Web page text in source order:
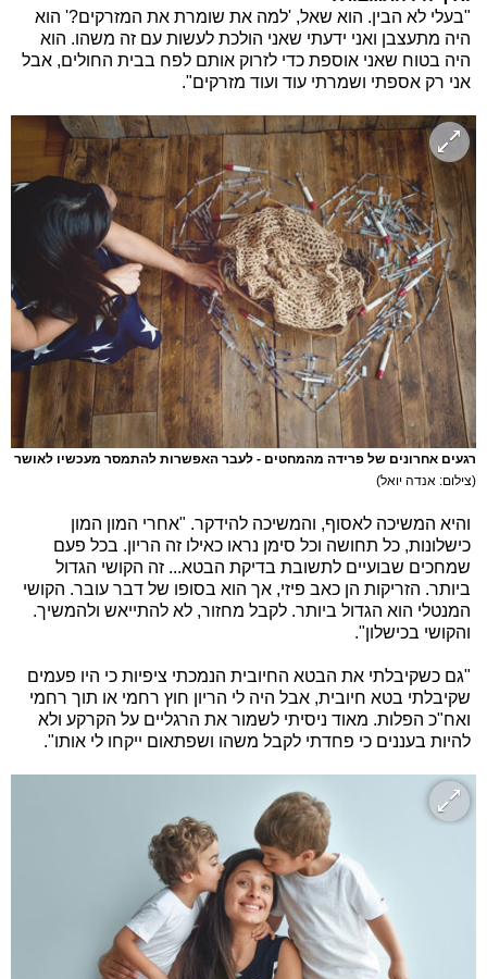
"בעלי לא הבין. הוא שאל, 'למה את שומרת את המזרקים?' הוא
היה מתעצבן ואני ידעתי שאני הולכת לעשות עם זה משהו. הוא
היה בטוח שאני אוספת כדי לזרוק אותם לפח בבית החולים, אבל
אני רק אספתי ושמרתי עוד ועוד מזרקים".
רגעים אחרונים של פרידה מהמחטים - לעבר האפשרות להתמסר מעכשיו לאושר
(צילום: אנדה יואל)
והיא המשיכה לאסוף, והמשיכה להידקר. "אחרי המון המון
כישלונות, כל תחושה וכל סימן נראו כאילו זה הריון. בכל פעם
שמחכים שבועיים לתשובת בדיקת הבטא... זה הקושי הגדול
ביותר. הזריקות הן כאב פיזי, אך הוא בסופו של דבר עובר. הקושי
המנטלי הוא הגדול ביותר. לקבל מחזור, לא להתייאש ולהמשיך.
והקושי בכישלון".
"גם כשקיבלתי את הבטא החיובית הנמכתי ציפיות כי היו פעמים
שקיבלתי בטא חיובית, אבל היה לי הריון חוץ רחמי או תוך רחמי
ואח"כ הפלות. מאוד ניסיתי לשמור את הרגליים על הקרקע ולא
להיות בעננים כי פחדתי לקבל משהו ושפתאום ייקחו לי אותו".